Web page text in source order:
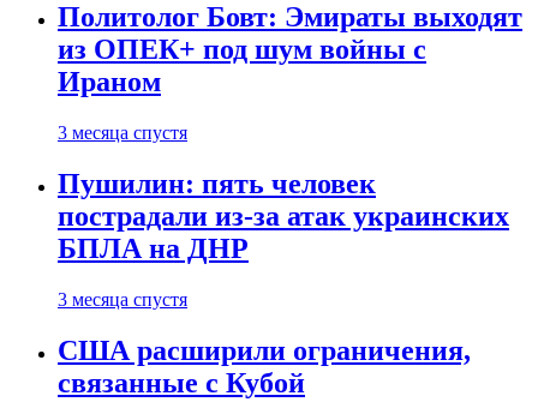
Политолог Бовт: Эмираты выходят
из ОПЕК+ под шум войны с
Ираном
3 месяца спустя
Пушилин: пять человек
пострадали из-за атак украинских
БПЛА на ДНР
3 месяца спустя
США расширили ограничения,
связанные с Кубой